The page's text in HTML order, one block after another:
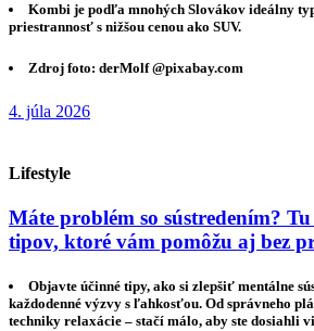
Kombi je podľa mnohých Slovákov ideálny
priestrannosť s nižšou cenou ako SUV.
Zdroj foto: derMolf @pixabay.com
4. júla 2026
Lifestyle
Máte problém so sústredením?
tipov, ktoré vám pomôžu aj bez
Objavte účinné tipy, ako si zlepšiť mentálne
každodenné výzvy s ľahkosťou. Od správneho
techniky relaxácie – stačí málo, aby ste dosiahli